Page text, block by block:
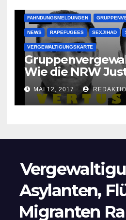
FAHNDUNGSMELDUNGEN
NEWS RAPEFUGEES SEXJIHAD
VERGEWALTIGUNGSKARTE
Wie die NRW
Lokalzeitung
Bilder zu
MAI 12, 2017
Asylanten,
Migranten